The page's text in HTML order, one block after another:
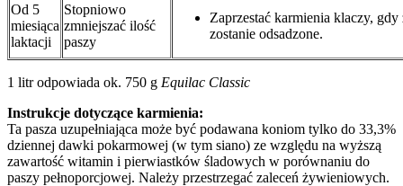
Od 5
miesiąca
laktacji
Stopniowo
zmniejszać ilość
paszy
Zaprzestać karmienia klaczy, gdy
zostanie odsadzone.
1 litr odpowiada ok. 750 g Equilac Classic
Instrukcje dotyczące karmienia:
Ta pasza uzupełniająca może być podawana koniom tylko do 33,3%
dziennej dawki pokarmowej (w tym siano) ze względu na wyższą
zawartość witamin i pierwiastków śladowych w porównaniu do
paszy pełnoporcjowej. Należy przestrzegać zaleceń żywieniowych.